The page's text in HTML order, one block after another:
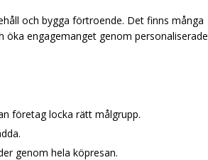
och bygga förtroende. Det finns många
engagemanget genom personaliserade
företag locka rätt målgrupp.
genom hela köpresan.